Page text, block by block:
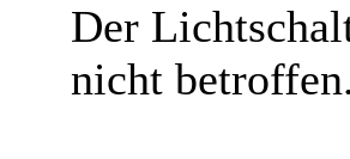
Der
nicht